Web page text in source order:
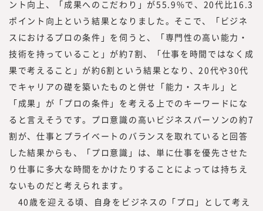
ント向上、「成果へのこだわり」が55.9%で、20代比16.3
ポイント向上という結果となりました。そこで、「ビジネ
スにおけるプロの条件」を伺うと、「専門性の高い能力・
技術を持っていること」が約7割、「仕事を時間ではなく成
果で考えること」が約6割という結果となり、20代や30代
でキャリアの礎を築いたものと併せ「能力・スキル」と
「成果」が「プロの条件」を考える上でのキーワードにな
ると言えそうです。プロ意識の高いビジネスパーソンの約7
割が、仕事とプライベートのバランスを取れていると回答
した結果からも、「プロ意識」は、単に仕事を優先させた
り仕事に多大な時間をかけたりすることによっては持ちえ
ないものだと考えられます。
40歳を迎える頃、自身をビジネスの「プロ」として考え